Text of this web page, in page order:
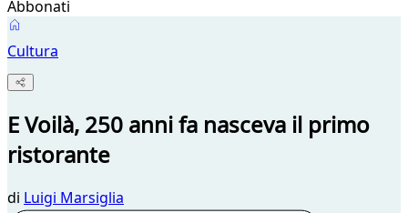
Abbonati
Cultura
E Voilà, 250 anni fa nasceva il primo
ristorante
di Luigi Marsiglia